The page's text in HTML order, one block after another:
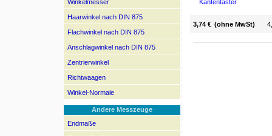
Winkelmesser
Haarwinkel nach DIN 875
Flachwinkel nach DIN 875
Anschlagwinkel nach DIN 875
Zentrierwinkel
Richtwaagen
Winkel-Normale
Andere Messzeuge
Endmaße
Kantentaster
3,74 € (ohne MwSt)